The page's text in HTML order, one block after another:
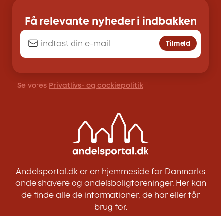
Få relevante nyheder i indbakken
Tilmeld
Se vores Privatlivs- og cookiepolitik
Andelsportal.dk er en hjemmeside for Danmarks
andelshavere og andelsboligforeninger. Her kan
de finde alle de informationer, de har eller får
brug for.